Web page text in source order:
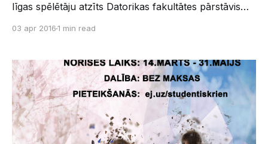
līgas spēlētāju atzīts Datorikas fakultātes pārstāvis
veicās sezona vidusdaļā un komanda neiekļuva
saglabāja iepriekš iegūtās pozīcijas, martā uzvarot
divas no trim spēlēm. Matīss Mamedovs vidēji trīs
spēlēs guva 27,6
03 apr 20161 min read